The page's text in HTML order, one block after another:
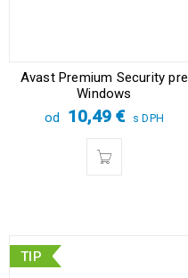
Avast Premium Security pre
Windows
od
10,49€ s DPH
TIP